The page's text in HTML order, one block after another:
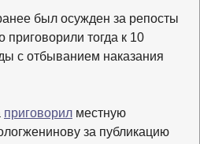
был осужден за репосты
приговорили тогда к 10
с отбыванием наказания
приговорил местную
за публикацию